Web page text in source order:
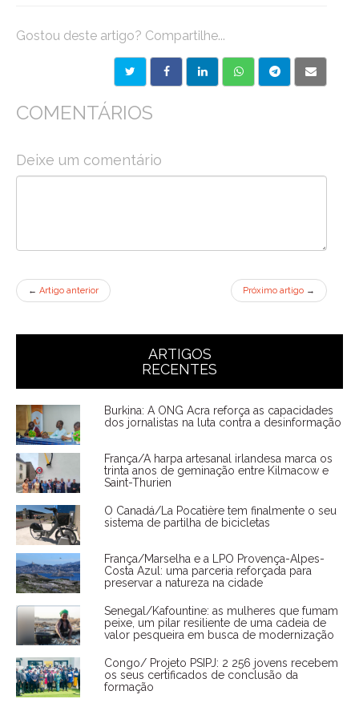
Gostou deste artigo? Compartilhe...
COMENTÁRIOS
Deixe um comentário
← Artigo anterior Próximo artigo →
ARTIGOS
RECENTES
Burkina: A ONG Acra reforça as capacidades
dos jornalistas na luta contra a desinformação
França/A harpa artesanal irlandesa marca os
trinta anos de geminação entre Kilmacow e
Saint-Thurien
O Canadá/La Pocatière tem finalmente o seu
sistema de partilha de bicicletas
França/Marselha e a LPO Provença-Alpes-
Costa Azul: uma parceria reforçada para
preservar a natureza na cidade
Senegal/Kafountine: as mulheres que fumam
peixe, um pilar resiliente de uma cadeia de
valor pesqueira em busca de modernização
Congo/ Projeto PSIPJ: 2 256 jovens recebem
os seus certificados de conclusão da
formação